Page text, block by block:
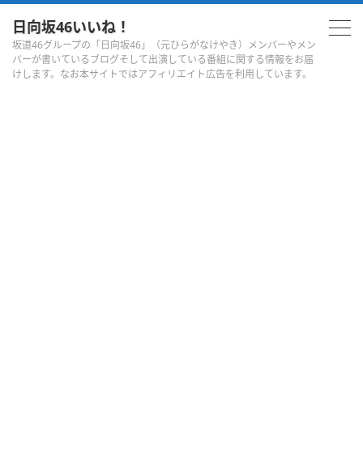
日向坂46いいね！
坂道46グループの「日向坂46」（元ひらがなけやき）メンバーやメン
バーが書いているブログそして出演している番組に関する情報をお届
けします。なお本サイトではアフィリエイト広告を利用しています。